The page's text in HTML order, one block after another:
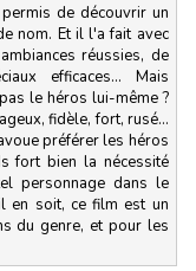
de découvrir un
nom. Et il l'a fait avec
réussies, de
efficaces... Mais
le héros lui-même ?
fidèle, fort, rusé...
préférer les héros
fort bien la nécessité
personnage dans le
en soit, ce film est un
du genre, et pour les